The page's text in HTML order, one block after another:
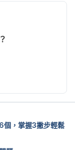
NIH）
個，掌握3撇步輕鬆